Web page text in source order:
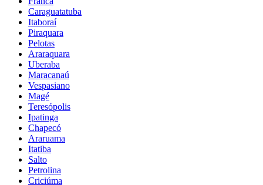
Caraguatatuba
Itaboraí
Piraquara
Pelotas
Araraquara
Uberaba
Maracanaú
Vespasiano
Magé
Teresópolis
Ipatinga
Chapecó
Araruama
Itatiba
Salto
Petrolina
Criciúma